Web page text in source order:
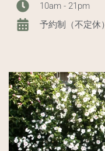
10am - 21pm
予約制（不定休）